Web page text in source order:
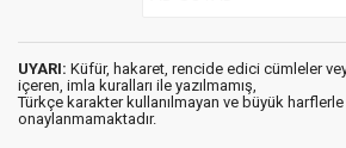
UYARI: Küfür, hakaret, rencide edici cümleler
içeren, imla kuralları ile yazılmamış,
Türkçe karakter kullanılmayan ve büyük harflerle
onaylanmamaktadır.